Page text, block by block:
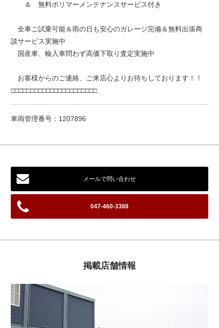
＆ 無料ポリマーメンテナンスサービス付き
全車ご試乗可能＆雨の日も安心のガレージ完備＆無料出張商
談サービス実施中
国産車、輸入車問わず高価下取り査定実施中
お客様からのご連絡、ご来店心よりお待ちしております！！
□□□□□□□□□□□□□□□□□□□□□□
車両管理番号：1207896
メールで問い合わせ
047-460-3388
掲載店舗情報